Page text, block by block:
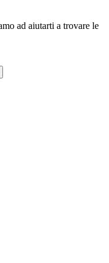
ad aiutarti a trovare le